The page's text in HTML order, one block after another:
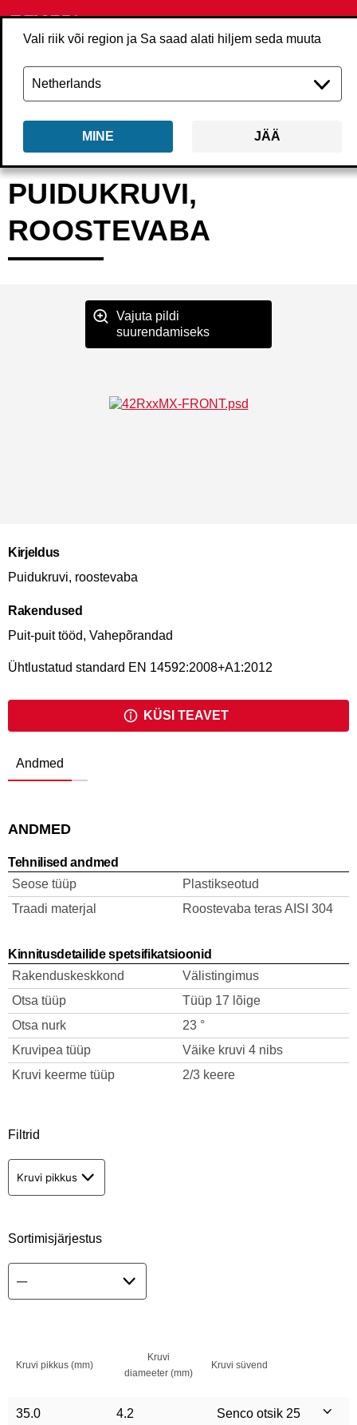
Vali riik või region ja Sa saad alati hiljem seda muuta
MINE JÄÄ
Tooted Kinnitusvahendid Lindikruvid
PUIDUKRUVI,
ROOSTEVABA
Vajuta pildi
suurendamiseks
Kirjeldus
Puidukruvi, roostevaba
Rakendused
Puit-puit tööd, Vahepõrandad
Ühtlustatud standard EN 14592:2008+A1:2012
KÜSI TEAVET
Andmed
ANDMED
Tehnilised andmed
Seose tüüp
Plastikseotud
Traadi materjal
Roostevaba teras AISI 304
Kinnitusdetailide spetsifikatsioonid
Rakenduskeskkond
Välistingimus
Otsa tüüp
Tüüp 17 lõige
Otsa nurk
23 °
Kruvipea tüüp
Väike kruvi 4 nibs
Kruvi keerme tüüp
2/3 keere
Filtrid
Kruvi pikkus
Sortimisjärjestus
Kruvi pikkus (mm)
Kruvi
diameeter (mm)
Kruvi süvend
35.0 4.2 Senco otsik 25